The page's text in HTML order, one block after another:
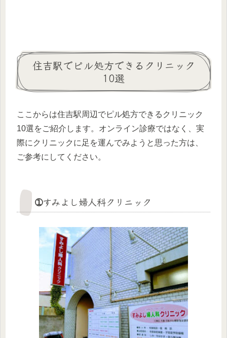
住吉駅でピル処方できるクリニック
10選
ここからは住吉駅周辺でピル処方できるクリニック
10選をご紹介します。オンライン診療ではなく、実
際にクリニックに足を運んでみようと思った方は、
ご参考にしてください。
➀すみよし婦人科クリニック